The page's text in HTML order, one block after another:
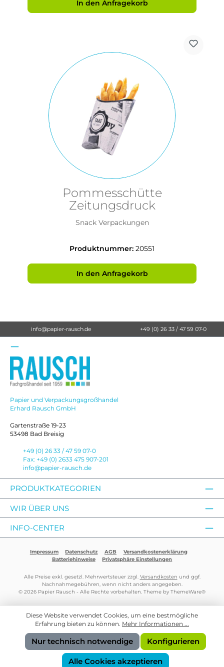
In den Anfragekorb
Pommesschütte
Zeitungsdruck
Snack Verpackungen
Produktnummer: 20551
In den Anfragekorb
info@papier-rausch.de +49 (0) 26 33 / 47 59 07-0
Papier und Verpackungsgroßhandel
Erhard Rausch GmbH
Gartenstraße 19-23
53498 Bad Breisig
+49 (0) 26 33 / 47 59 07-0
Fax: +49 (0) 2633 475 907-201
info@papier-rausch.de
PRODUKTKATEGORIEN
WIR ÜBER UNS
INFO-CENTER
Impressum Datenschutz AGB
Versandkostenerklärung
Batteriehinweise
Privatsphäre Einstellungen
Alle Preise exkl. gesetzl. Mehrwertsteuer zzgl. Versandkosten und ggf.
Nachnahmegebühren, wenn nicht anders angegeben.
© 2026 Papier Rausch - Alle Rechte vorbehalten. Theme by ThemeWare®
Diese Website verwendet Cookies, um eine bestmögliche
Erfahrung bieten zu können. Mehr Informationen ...
Nur technisch notwendige Konfigurieren
Alle Cookies akzeptieren